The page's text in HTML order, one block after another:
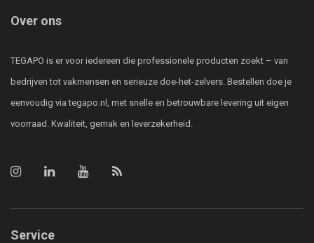
Over ons
TEGAPO is er voor iedereen die professionele producten zoekt – van
bedrijven tot vakmensen en serieuze doe-het-zelvers. Bestellen doe je
eenvoudig via tegapo.nl, met snelle en betrouwbare levering uit eigen
voorraad. Kwaliteit, gemak en leverzekerheid.
Service